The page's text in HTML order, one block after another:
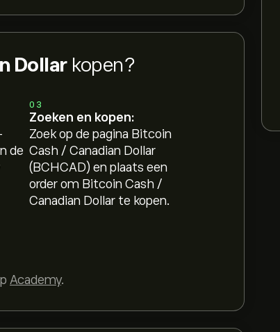
Dollar kopen?
de
03
Zoeken en kopen:
Zoek op de pagina Bitcoin
Cash / Canadian Dollar
(BCHCAD) en plaats een
order om Bitcoin Cash /
Canadian Dollar te kopen.
Academy.